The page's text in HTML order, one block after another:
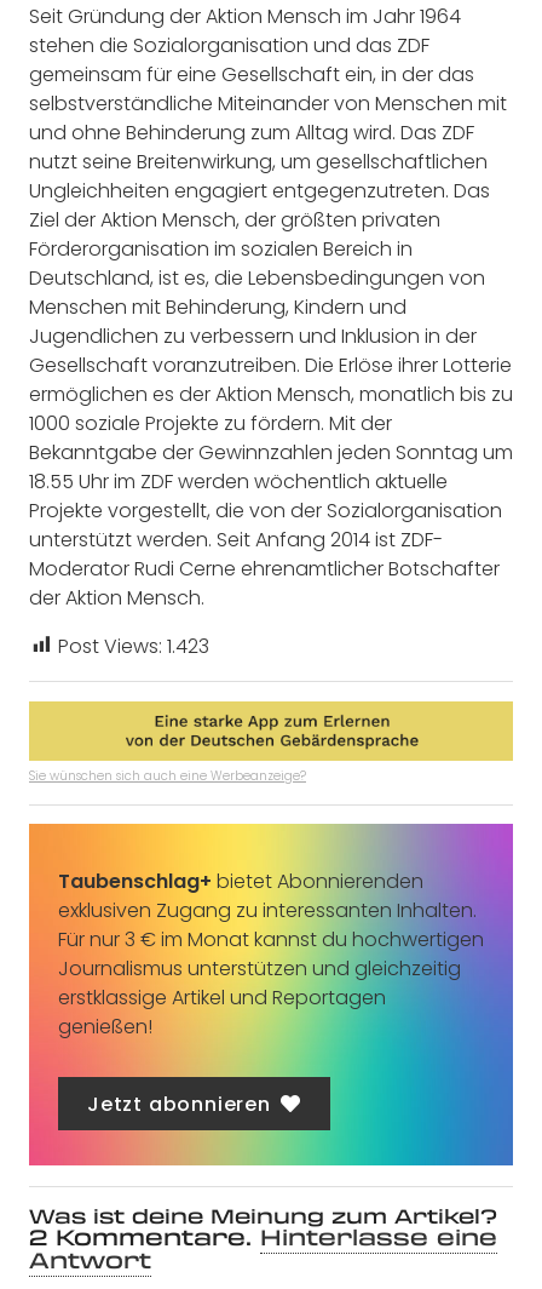
Seit Gründung der Aktion Mensch im Jahr 1964
stehen die Sozialorganisation und das ZDF
gemeinsam für eine Gesellschaft ein, in der das
selbstverständliche Miteinander von Menschen mit
und ohne Behinderung zum Alltag wird. Das ZDF
nutzt seine Breitenwirkung, um gesellschaftlichen
Ungleichheiten engagiert entgegenzutreten. Das
Ziel der Aktion Mensch, der größten privaten
Förderorganisation im sozialen Bereich in
Deutschland, ist es, die Lebensbedingungen von
Menschen mit Behinderung, Kindern und
Jugendlichen zu verbessern und Inklusion in der
Gesellschaft voranzutreiben. Die Erlöse ihrer Lotterie
ermöglichen es der Aktion Mensch, monatlich bis zu
1000 soziale Projekte zu fördern. Mit der
Bekanntgabe der Gewinnzahlen jeden Sonntag um
18.55 Uhr im ZDF werden wöchentlich aktuelle
Projekte vorgestellt, die von der Sozialorganisation
unterstützt werden. Seit Anfang 2014 ist ZDF-
Moderator Rudi Cerne ehrenamtlicher Botschafter
der Aktion Mensch.
Post Views: 1.423
Sie wünschen sich auch eine Werbeanzeige?
Taubenschlag+ bietet Abonnierenden
exklusiven Zugang zu interessanten Inhalten.
Für nur 3 € im Monat kannst du hochwertigen
Journalismus unterstützen und gleichzeitig
erstklassige Artikel und Reportagen
genießen!
Jetzt abonnieren
Was ist deine Meinung zum Artikel?
2 Kommentare. Hinterlasse eine
Antwort